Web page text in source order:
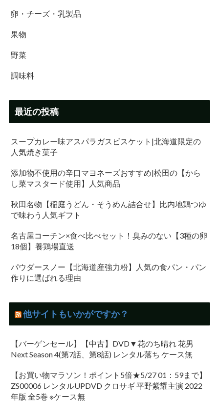
卵・チーズ・乳製品
果物
野菜
調味料
最近の投稿
スープカレー味アスパラガスビスケット|北海道限定の
人気焼き菓子
添加物不使用の辛口マヨネーズおすすめ|松田の【から
し菜マスタード使用】人気商品
秋田名物【稲庭うどん・そうめん詰合せ】比内地鶏つゆ
で味わう人気ギフト
名古屋コーチン×食べ比べセット！臭みのない【3種の卵
18個】養鶏場直送
パウダースノー【北海道産強力粉】人気の食パン・パン
作りに選ばれる理由
他サイトもいかがですか？
【バーゲンセール】【中古】DVD▼花のち晴れ 花男
Next Season 4(第7話、第8話) レンタル落ち ケース無
【お買い物マラソン！ポイント5倍★5/27 01：59まで】
ZS00006 レンタルUPDVD クロサギ 平野紫耀主演 2022
年版 全5巻 ※ケース無